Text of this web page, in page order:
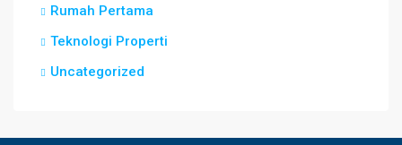
Rumah Pertama
Teknologi Properti
Uncategorized